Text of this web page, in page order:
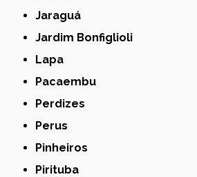
Jaraguá
Jardim Bonfiglioli
Lapa
Pacaembu
Perdizes
Perus
Pinheiros
Pirituba